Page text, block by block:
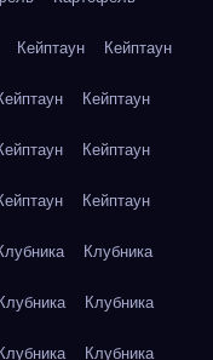
Кейптаун Кейптаун
Кейптаун
Кейптаун
Кейптаун
Клубника
Клубника Клубника
Клубника Клубника